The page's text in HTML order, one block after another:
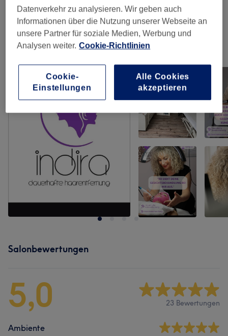
Gesichtsbehandlungen ( 5 ab 79 €
Unsere Arbeit
Salonbewertungen
5,0 23 Bewertungen
Ambiente
Datenverkehr zu analysieren. Wir geben auch
Informationen über die Nutzung unserer Webseite an
unsere Partner für soziale Medien, Werbung und
Analysen weiter. Cookie-Richtlinien
Cookie-
Einstellungen
Alle Cookies
akzeptieren